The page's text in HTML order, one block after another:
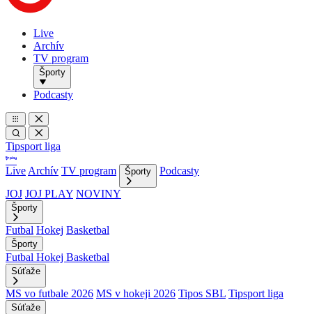
Live
Archív
TV program
Športy
Podcasty
Tipsport liga
Live Archív TV program Športy
Podcasty
JOJ JOJ PLAY NOVINY
Športy
Futbal Hokej Basketbal
Športy
Futbal Hokej Basketbal
Súťaže
MS vo futbale 2026 MS v hokeji 2026 Tipos SBL Tipsport liga
Súťaže